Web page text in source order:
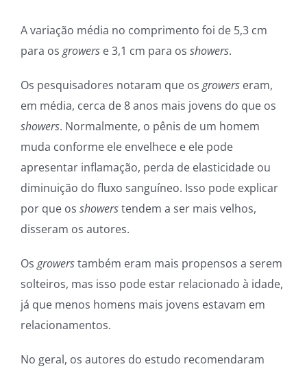
A variação média no comprimento foi de 5,3 cm
para os growers e 3,1 cm para os showers.
Os pesquisadores notaram que os growers eram,
em média, cerca de 8 anos mais jovens do que os
showers. Normalmente, o pênis de um homem
muda conforme ele envelhece e ele pode
apresentar inflamação, perda de elasticidade ou
diminuição do fluxo sanguíneo. Isso pode explicar
por que os showerstendem a ser mais velhos,
disseram os autores.
Os growerstambém eram mais propensos a serem
solteiros, mas isso pode estar relacionado à idade,
já que menos homens mais jovens estavam em
relacionamentos.
No geral, os autores do estudo recomendaram